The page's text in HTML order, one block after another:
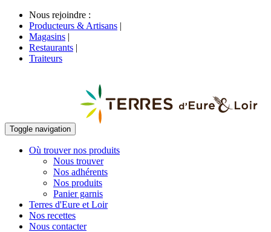
Nous rejoindre :
Producteurs & Artisans |
Magasins |
Restaurants |
Traiteurs
Toggle navigation
Où trouver nos produits
Nous trouver
Nos adhérents
Nos produits
Panier garnis
Terres d'Eure et Loir
Nos recettes
Nous contacter